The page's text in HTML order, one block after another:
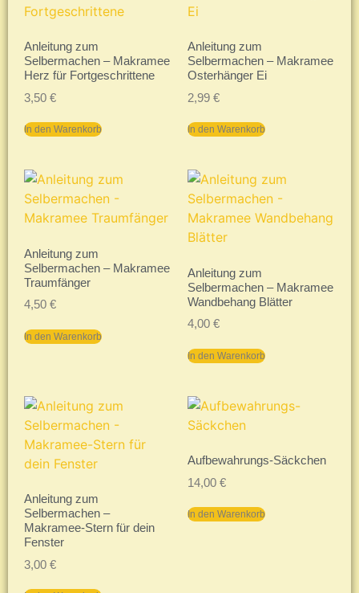
Anleitung zum
Selbermachen – Makramee
Herz für Fortgeschrittene
3,50 €
In den Warenkorb
Anleitung zum
Selbermachen – Makramee
Osterhänger Ei
2,99 €
In den Warenkorb
Anleitung zum
Selbermachen – Makramee
Traumfänger
4,50 €
In den Warenkorb
Anleitung zum
Selbermachen – Makramee
Wandbehang Blätter
4,00 €
In den Warenkorb
Anleitung zum
Selbermachen –
Makramee-Stern für dein
Fenster
3,00 €
Aufbewahrungs-Säckchen
14,00 €
In den Warenkorb